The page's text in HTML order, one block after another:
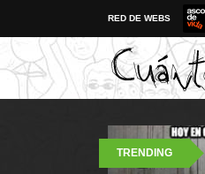
RED DE WEBS
TRENDING